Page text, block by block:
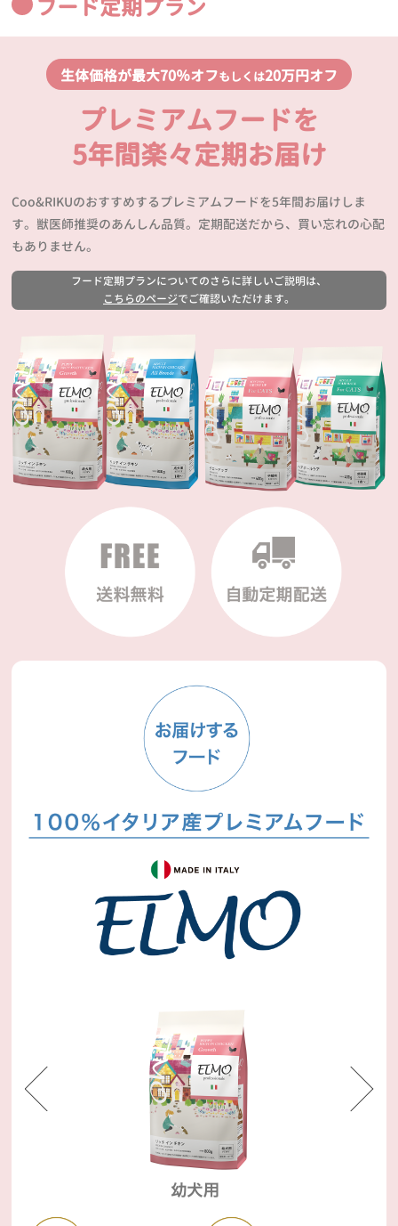
フード定期プラン
生体価格が最大70％オフもしくは20万円オフ
プレミアムフードを
5年間楽々定期お届け
Coo&RIKUのおすすめするプレミアムフードを5年間お届けしま
す。獣医師推奨のあんしん品質。定期配送だから、買い忘れの心配
もありません。
フード定期プランについてのさらに詳しいご説明は、
こちらのページでご確認いただけます。